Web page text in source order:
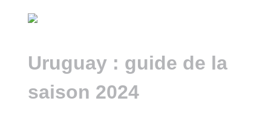
Uruguay : guide de la
saison 2024